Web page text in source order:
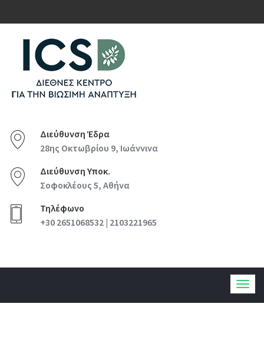
Διεύθυνση Έδρα
28ης Οκτωβρίου 9, Ιωάννινα
Διεύθυνση Υποκ.
Σοφοκλέους 5, Αθήνα
Τηλέφωνο
+30 2651068532 | 2103221965